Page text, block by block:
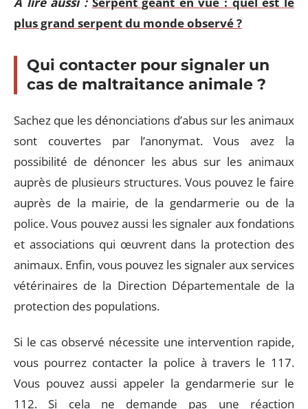
plus grand serpent du monde observé ?
Qui contacter pour signaler un
cas de maltraitance animale ?
Sachez que les dénonciations d’abus sur les animaux
sont couvertes par l’anonymat. Vous avez la
possibilité de dénoncer les abus sur les animaux
auprès de plusieurs structures. Vous pouvez le faire
auprès de la mairie, de la gendarmerie ou de la
police. Vous pouvez aussi les signaler aux fondations
et associations qui œuvrent dans la protection des
animaux. Enfin, vous pouvez les signaler aux services
vétérinaires de la Direction Départementale de la
protection des populations.
Si le cas observé nécessite une intervention rapide,
vous pourrez contacter la police à travers le 117.
Vous pouvez aussi appeler la gendarmerie sur le
112. Si cela ne demande pas une réaction